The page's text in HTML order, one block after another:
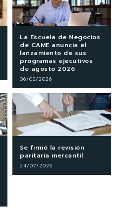
La Escuela de Negocios
de CAME anuncia el
lanzamiento de sus
programas ejecutivos
de agosto 2026
06/08/2026
Se firmó la revisión
paritaria mercantil
24/07/2026